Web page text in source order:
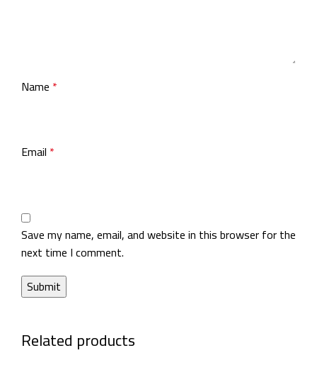
Name *
Email *
Save my name, email, and website in this browser for the
next time I comment.
Related products